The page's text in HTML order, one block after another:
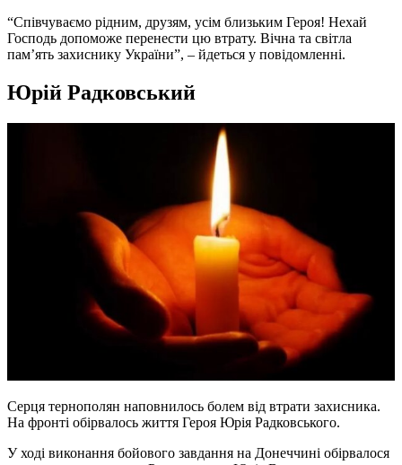
“Співчуваємо рідним, друзям, усім близьким Героя! Нехай
Господь допоможе перенести цю втрату. Вічна та світла
памʼять захиснику України”, – йдеться у повідомленні.
Юрій Радковський
Серця тернополян наповнилось болем від втрати захисника.
На фронті обірвалось життя Героя Юрія Радковського.
У ході виконання бойового завдання на Донеччині обірвалося